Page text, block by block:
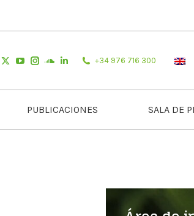
+34 976 716 300
PUBLICACIONES SALA DE